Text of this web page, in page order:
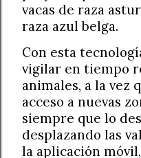
vacas de raza
raza azul belga.
Con esta
vigilar en tiempo
animales, a la vez
acceso a nuevas
siempre que lo
desplazando las
la aplicación